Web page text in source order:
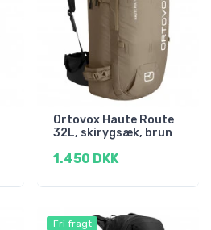
Ortovox Haute Route
32L, skirygsæk, brun
1.450 DKK
Fri fragt